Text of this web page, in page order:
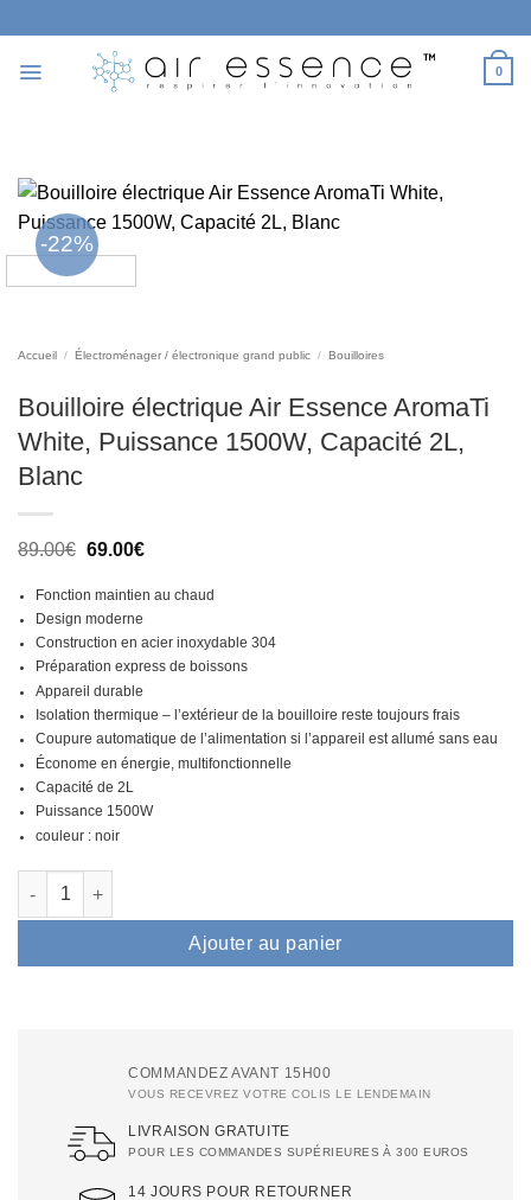
contenu
0
-22%
Accueil / Électroménager / électronique grand public / Bouilloires
Bouilloire électrique Air Essence AromaTi
White, Puissance 1500W, Capacité 2L,
Blanc
89.00€ Le
initial
était :
89.00€.
69.00€Le
actuel
est :
Fonction maintien au chaud
Design moderne
Construction en acier inoxydable 304
Préparation express de boissons
Appareil durable
Isolation thermique – l’extérieur de la bouilloire reste toujours frais
Coupure automatique de l’alimentation si l’appareil est allumé sans eau
Économe en énergie, multifonctionnelle
Capacité de 2L
Puissance 1500W
couleur : noir
quantité de Bouilloire électrique Air Essence AromaTi White,
Ajouter au panier
COMMANDEZ AVANT 15H00
VOUS RECEVREZ VOTRE COLIS LE LENDEMAIN
LIVRAISON GRATUITE
POUR LES COMMANDES SUPÉRIEURES À 300 EUROS
14 JOURS POUR RETOURNER